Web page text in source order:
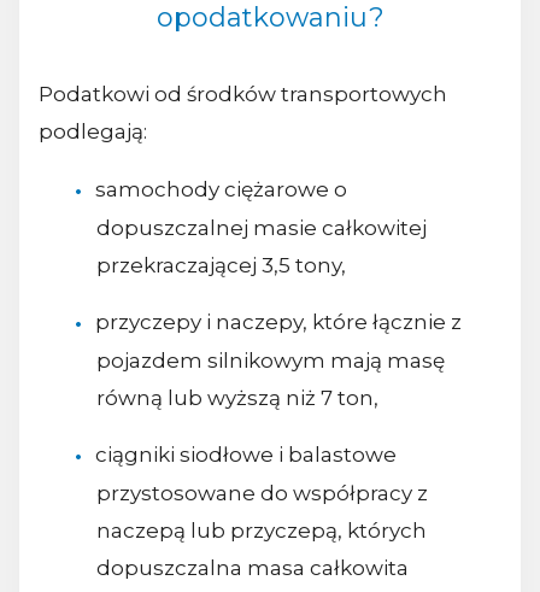
opodatkowaniu?
Podatkowi od środków transportowych
podlegają:
samochody ciężarowe o
dopuszczalnej masie całkowitej
przekraczającej 3,5 tony,
przyczepy i naczepy, które łącznie z
pojazdem silnikowym mają masę
równą lub wyższą niż 7 ton,
ciągniki siodłowe i balastowe
przystosowane do współpracy z
naczepą lub przyczepą, których
dopuszczalna masa całkowita